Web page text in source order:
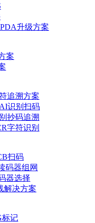
升级方案
案
追溯方案
识别扫码
抄码追溯
字符识别
扫码
码器组网
器选择
解决方案
标记